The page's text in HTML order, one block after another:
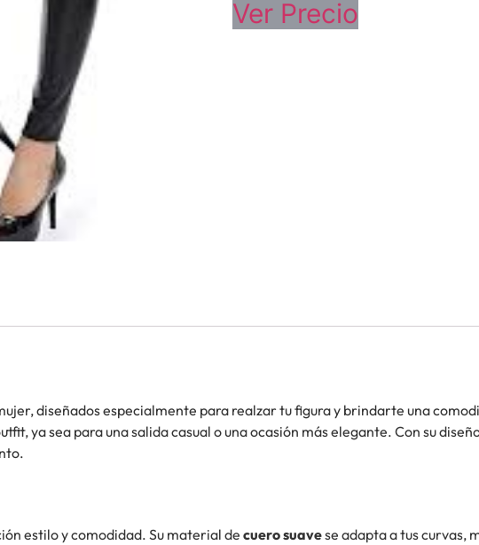
Ver Precio
diseñados especialmente para realzar tu figura y brindarte una
ya sea para una salida casual o una ocasión más elegante. Con su
estilo y comodidad. Su material de cuero suavese adapta a tus curvas,